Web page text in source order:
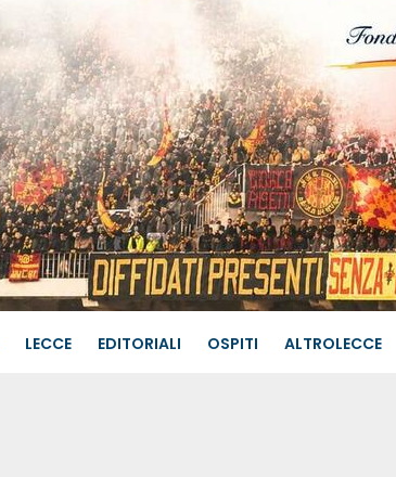
LECCE EDITORIALI OSPITI ALTROLECCE